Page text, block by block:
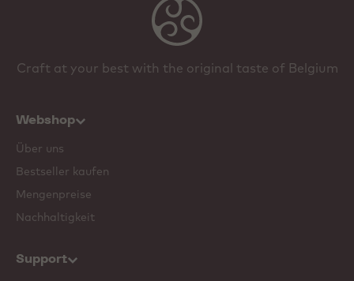
Craft at your best with the original taste of Belgium
Webshop
Über uns
Bestseller kaufen
Mengenpreise
Nachhaltigkeit
Support